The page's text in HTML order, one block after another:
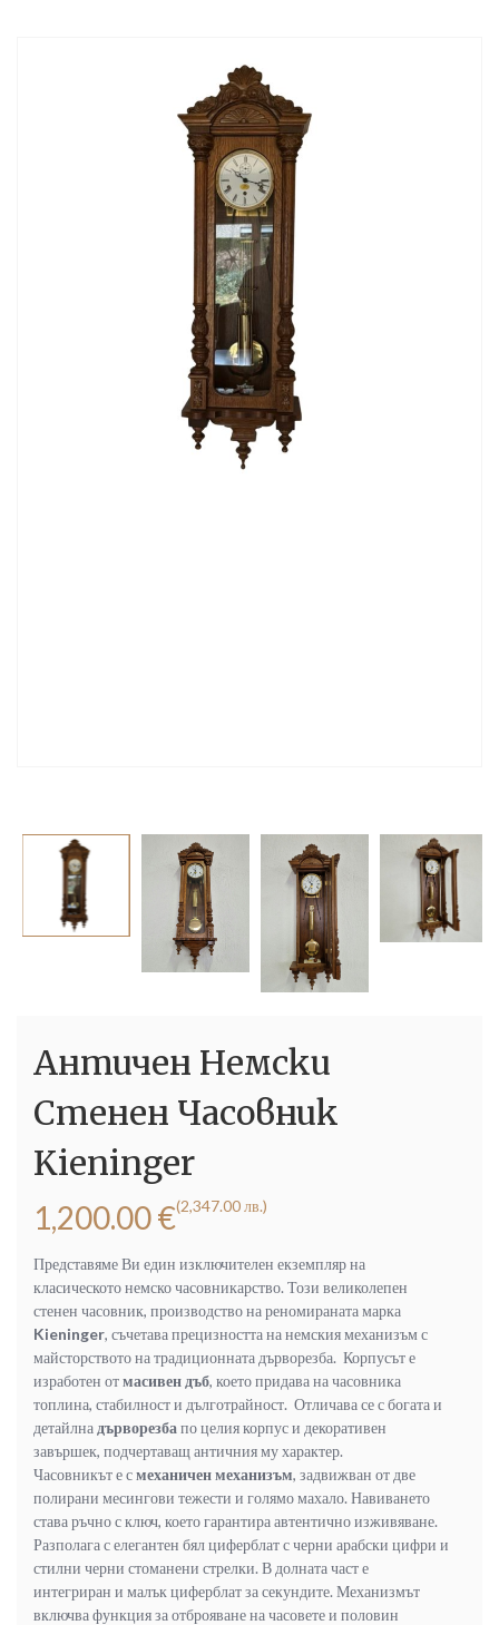
Античен Немски
Стенен Часовник
Kieninger
1,200.00€(2,347.00 лв.)
Представяме Ви един изключителен екземпляр на
класическото немско часовникарство. Този великолепен
стенен часовник, производство на реномираната марка
Kieninger, съчетава прецизността на немския механизъм с
майсторството на традиционната дърворезба. Корпусът е
изработен отмасивен дъб, което придава на часовника
топлина, стабилност и дълготрайност. Отличава се с богата и
детайлна дърворезба по целия корпус и декоративен
завършек, подчертаващ античния му характер.
Часовникът е смеханичен механизъм, задвижван от две
полирани месингови тежести и голямо махало. Навиването
става ръчно с ключ, което гарантира автентично изживяване.
Разполага с елегантен бял циферблат с черни арабски цифри и
стилни черни стоманени стрелки. В долната част е
интегриран и малък циферблат за секундите. Механизмът
включва функция за отброяване на часовете и половин